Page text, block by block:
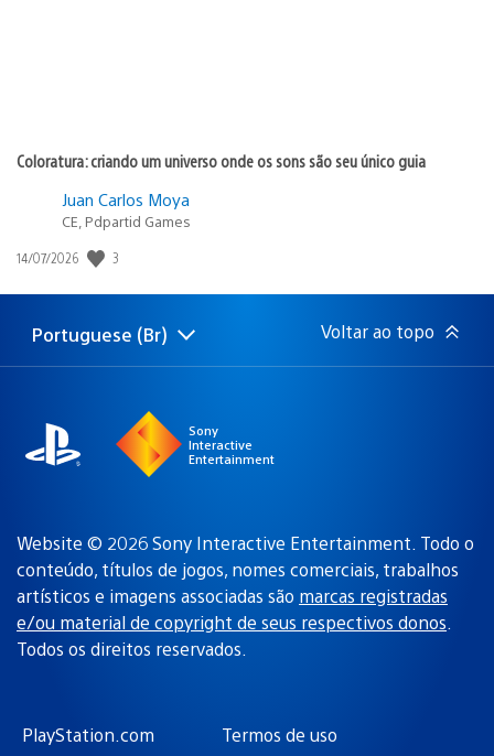
Coloratura: criando um universo onde os sons são seu único guia
Juan Carlos Moya
CE, Pdpartid Games
Data
publicação:
14/07/2026 3
Selecione
uma
Região
atual:
Portuguese (Br) Voltar ao topo
Sony
Interactive
Entertainment
Website © 2026 Sony Interactive Entertainment. Todo o
conteúdo, títulos de jogos, nomes comerciais, trabalhos
artísticos e imagens associadas são marcas registradas
e/ou material de copyright de seus respectivos donos.
Todos os direitos reservados.
PlayStation.com Termos de uso